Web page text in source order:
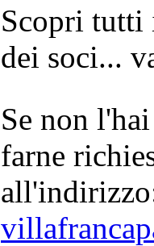
Scopri tutti
dei soci...
Se non
farne